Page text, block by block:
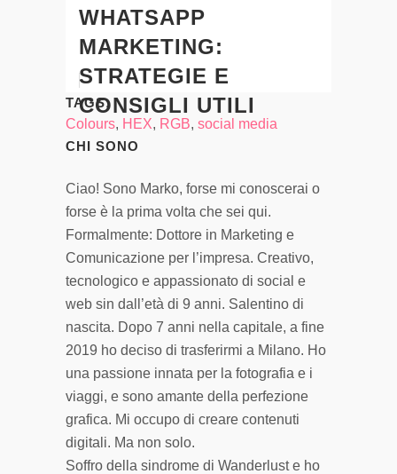
WHATSAPP
MARKETING:
STRATEGIE E
CONSIGLI UTILI
TAGS:
Colours, HEX, RGB, social media
CHI SONO
Ciao! Sono Marko, forse mi conoscerai o
forse è la prima volta che sei qui.
Formalmente: Dottore in Marketing e
Comunicazione per l’impresa. Creativo,
tecnologico e appassionato di social e
web sin dall’età di 9 anni. Salentino di
nascita. Dopo 7 anni nella capitale, a fine
2019 ho deciso di trasferirmi a Milano. Ho
una passione innata per la fotografia e i
viaggi, e sono amante della perfezione
grafica. Mi occupo di creare contenuti
digitali. Ma non solo.
Soffro della sindrome di Wanderlust e ho